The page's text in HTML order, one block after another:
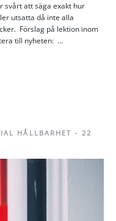
svårt att säga exakt hur
utsatta då inte alla
Förslag på lektion inom
till nyheten: ...
HÅLLBARHET - 22